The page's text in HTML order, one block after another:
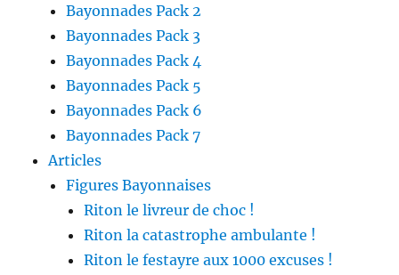
Bayonnades Pack 2
Bayonnades Pack 3
Bayonnades Pack 4
Bayonnades Pack 5
Bayonnades Pack 6
Bayonnades Pack 7
Articles
Figures Bayonnaises
Riton le livreur de choc !
Riton la catastrophe ambulante !
Riton le festayre aux 1000 excuses !